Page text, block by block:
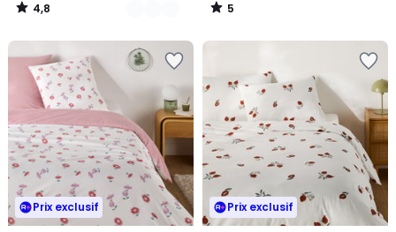
4,8
/
5
/
Prix exclusif Prix exclusif